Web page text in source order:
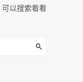
以搜索看看